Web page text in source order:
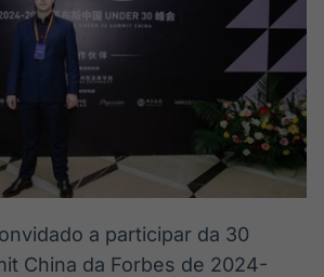
Em breve Em breve
Investimentos
Em breve
Tokenização
de ativos
Em breve
a participar da 30
China da Forbes de 2024-